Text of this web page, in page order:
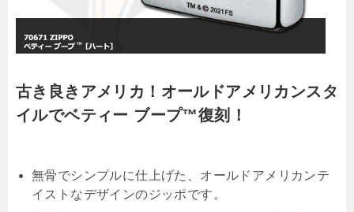
古き良きアメリカ！オールドアメリカンスタ
イルでベティー ブープ™復刻！
無骨でシンプルに仕上げた、オールドアメリカンテ
イストなデザインのジッポです。